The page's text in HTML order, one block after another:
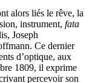
alors liés le rêve, la
instrument, fata
Joseph
Ce dernier
d’optique, aux
1809, il exprime
percevoir son